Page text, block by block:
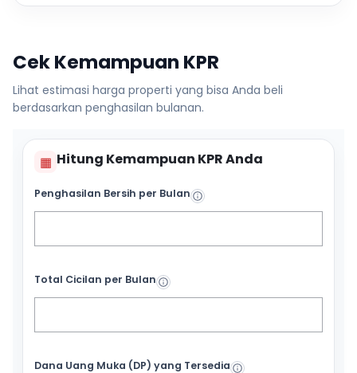
Cek Kemampuan KPR
Lihat estimasi harga properti yang bisa Anda beli
berdasarkan penghasilan bulanan.
▦ Hitung Kemampuan KPR Anda
Penghasilan Bersih per Bulan
Total Cicilan per Bulan
Dana Uang Muka (DP) yang Tersedia